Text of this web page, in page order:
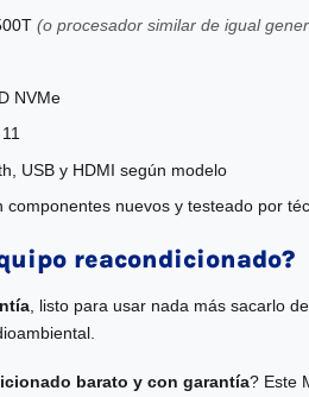
(o procesador similar de igual
NVMe
USB y HDMI según modelo
componentes nuevos y testeado por
reacondicionado?
, listo para usar nada más sacarlo
barato y con garantía? Este